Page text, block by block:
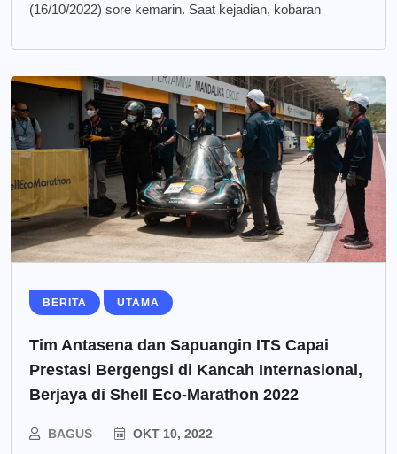
(16/10/2022) sore kemarin. Saat kejadian, kobaran
BERITA UTAMA
Tim Antasena dan Sapuangin ITS Capai
Prestasi Bergengsi di Kancah Internasional,
Berjaya di Shell Eco-Marathon 2022
BAGUS OKT 10, 2022